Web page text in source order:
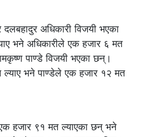
अधिकारी विजयी भएका
भने अधिकारीले एक हजार ६ मत
पाण्डे विजयी भएका छन्।
भने पाण्डेले एक हजार १२ मत
हजार ९१ मत ल्याएका छन् भने